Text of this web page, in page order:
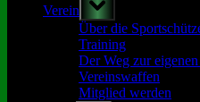
Verein
sub-
menu
Über die
Training
Der Weg zur
Vereinswaffen
Mitglied werden